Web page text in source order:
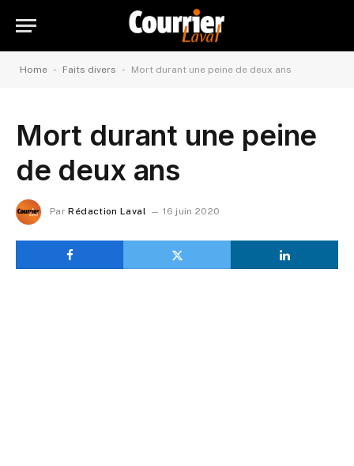
Home - Faits divers - Mort durant une peine de deux ans
Mort durant une peine
de deux ans
Par Rédaction Laval 16 juin 2020